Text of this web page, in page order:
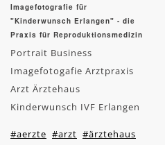
Imagefotografie für
"Kinderwunsch Erlangen" - die
Praxis für Reproduktionsmedizin
Portrait Business
Imagefotogafie Arztpraxis
Arzt Ärztehaus
Kinderwunsch IVF Erlangen
#aerzte #arzt #ärztehaus